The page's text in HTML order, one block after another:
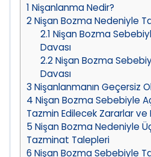
1 Nişanlanma Nedir?
2Nişan Bozma Nedeniyle
2.1 Nişan Bozma
Davası
2.2Nişan Bozma
Davası
3 Nişanlanmanın Geçersiz
4 Nişan Bozma Sebebiyle
Tazmin Edilecek Zararlar
5 Nişan Bozma Nedeniyle
Tazminat Talepleri
6 Nişan Bozma Sebebiyle